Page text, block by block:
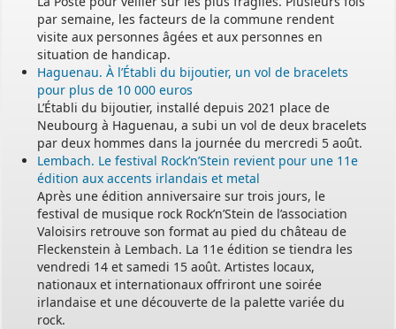
par semaine, les facteurs de la commune rendent
visite aux personnes âgées et aux personnes en
situation de handicap.
Haguenau. À l’Établi du bijoutier, un vol de bracelets
pour plus de 10 000 euros
L’Établi du bijoutier, installé depuis 2021 place de
Neubourg à Haguenau, a subi un vol de deux bracelets
par deux hommes dans la journée du mercredi 5 août.
Lembach. Le festival Rock’n’Stein revient pour une 11e
édition aux accents irlandais et metal
Après une édition anniversaire sur trois jours, le
festival de musique rock Rock’n’Stein de l’association
Valoisirs retrouve son format au pied du château de
Fleckenstein à Lembach. La 11e édition se tiendra les
vendredi 14 et samedi 15 août. Artistes locaux,
nationaux et internationaux offriront une soirée
irlandaise et une découverte de la palette variée du
rock.